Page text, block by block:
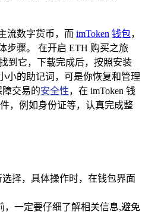
流数字货币，而 imToken 钱包，
步骤。 在开启 ETH 购买之旅
到它，下载完成后，按照安装
小的助记词，可是你恢复和管理
交易的安全性，在 imToken 钱
，例如身份证等，认真完成整
择，具体操作时，在钱包界面
一定要仔细了解相关信息,避免